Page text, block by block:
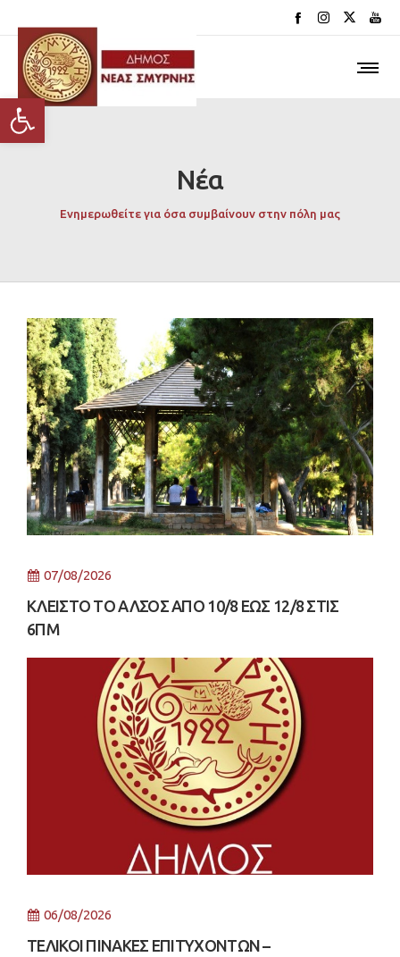
Ανοίξτε τη γραμμή εργαλείων
Νέα
Ενημερωθείτε για όσα συμβαίνουν στην πόλη μας
07/08/2026
ΚΛΕΙΣΤΟ ΤΟ ΑΛΣΟΣ ΑΠΟ 10/8 ΕΩΣ 12/8 ΣΤΙΣ
6ΠΜ
06/08/2026
ΤΕΛΙΚΟΙ ΠΙΝΑΚΕΣ ΕΠΙΤΥΧΟΝΤΩΝ –